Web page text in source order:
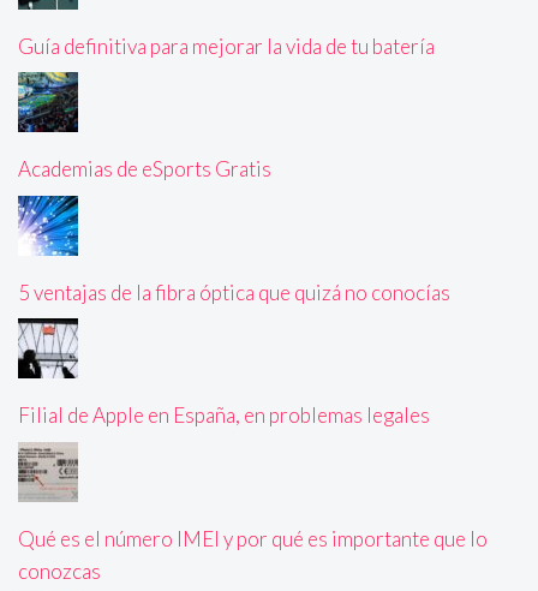
Guía definitiva para mejorar la vida de tu batería
Academias de eSports Gratis
5 ventajas de la fibra óptica que quizá no conocías
Filial de Apple en España, en problemas legales
Qué es el número IMEI y por qué es importante que lo
conozcas